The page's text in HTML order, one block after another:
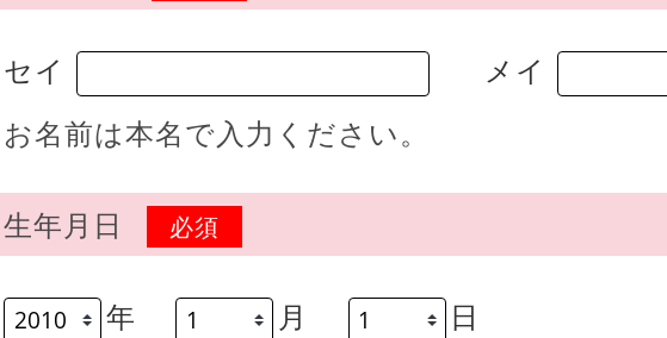
セイ
メイ
お名前は本名で入力ください。
生年月日 必須
年 月 日